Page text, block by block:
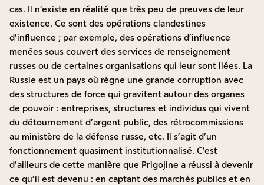
cas. Il n’existe en réalité que très peu de preuves de leur
existence. Ce sont des opérations clandestines
d’influence ; par exemple, des opérations d’influence
menées sous couvert des services de renseignement
russes ou de certaines organisations qui leur sont liées. La
Russie est un pays où règne une grande corruption avec
des structures de force qui gravitent autour des organes
de pouvoir : entreprises, structures et individus qui vivent
du détournement d’argent public, des rétrocommissions
au ministère de la défense russe, etc. Il s’agit d’un
fonctionnement quasiment institutionnalisé. C’est
d’ailleurs de cette manière que Prigojine a réussi à devenir
ce qu’il est devenu : en captant des marchés publics et en